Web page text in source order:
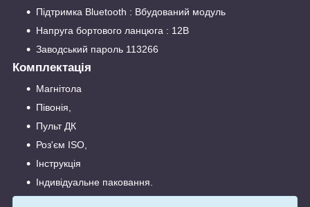
Підтримка Bluetooth : Вбудований модуль
Напруга бортового ланцюга : 12В
Заводський пароль 113266
Комплектація
Магнітола
Півонія,
Пульт ДК
Роз'єм ISO,
Інструкція
Індивідуальне паковання.